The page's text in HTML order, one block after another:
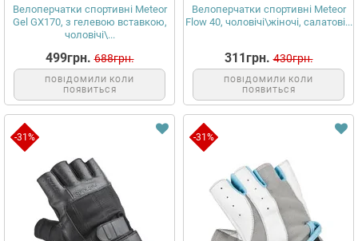
Велоперчатки спортивні Meteor
Gel GX170, з гелевою вставкою,
чоловічі\...
499грн. 688грн.
ПОВІДОМИЛИ КОЛИ
ПОЯВИТЬСЯ
Велоперчатки спортивні Meteor
Flow 40, чоловічі\жіночі, салатові...
311грн. 430грн.
ПОВІДОМИЛИ КОЛИ
ПОЯВИТЬСЯ
-31% -31%